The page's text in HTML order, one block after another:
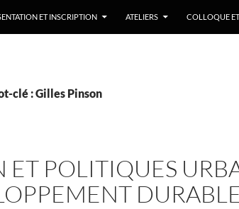
ET INSCRIPTION ATELIERS COLLOQUE
clé : Gilles Pinson
POLITIQUES